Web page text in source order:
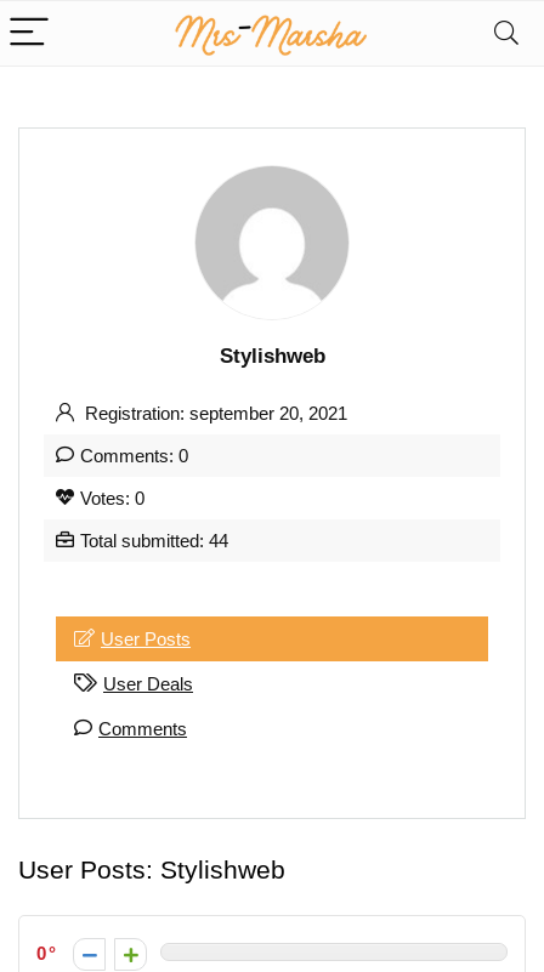
Stylishweb
Registration: september 20, 2021
Comments: 0
Votes: 0
Total submitted: 44
User Posts
User Deals
Comments
User Posts: Stylishweb
0